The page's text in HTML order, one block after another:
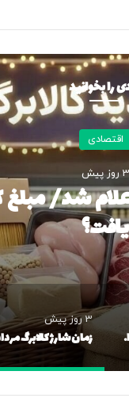
را بخوانید
اقتصادی
4 روز پیش
کرد؟ + جدول
قیمت‌های جدید برنج ایرانی اعلام شد/ طارم هاشمی و دم‌سیاه گیلان چقدر شد؟
3 روز پیش